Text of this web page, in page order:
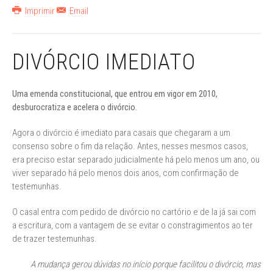
Imprimir Email
DIVÓRCIO IMEDIATO
Uma emenda constitucional, que entrou em vigor em 2010,
desburocratiza e acelera o divórcio.
Agora o divórcio é imediato para casais que chegaram a um
consenso sobre o fim da relação. Antes, nesses mesmos casos,
era preciso estar separado judicialmente há pelo menos um ano, ou
viver separado há pelo menos dois anos, com confirmação de
testemunhas.
O casal entra com pedido de divórcio no cartório e de la já sai com
a escritura, com a vantagem de se evitar o constragimentos ao ter
de trazer testemunhas.
A mudança gerou dúvidas no início porque facilitou o divórcio, mas